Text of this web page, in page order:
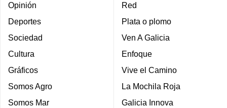
Opinión
Deportes
Sociedad
Cultura
Gráficos
Somos Agro
Somos Mar
Red
Plata o plomo
Ven A Galicia
Enfoque
Vive el Camino
La Mochila Roja
Galicia Innova